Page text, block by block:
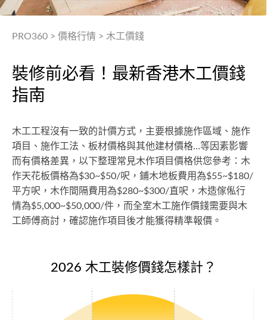
PRO360 > 價格行情 > 木工價錢
裝修前必看！最新香港木工價錢
指南
木工工程沒有一致的計價方式，主要根據施作區域、施作
項目、施作工法、板材價格與其他建材價格…等因素影響
而有價格差異，以下整理常見木作項目價格供您參考：木
作天花板價格為$30~$50/呎，鋪木地板費用為$55~$180/
平方呎，木作間隔費用為$280~$300/直呎，木造傢俬行
情為$5,000~$50,000/件，而全室木工施作價錢需要與木
工師傅商討，確認施作項目後才能獲得精準報價。
2026 木工裝修價錢怎樣計？